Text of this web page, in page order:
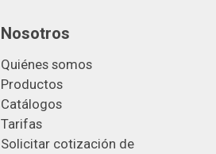
Nosotros
Quiénes somos
Productos
Catálogos
Tarifas
Solicitar cotización de